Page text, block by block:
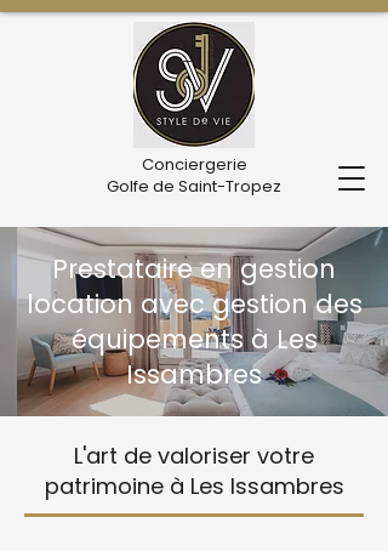
Conciergerie
Golfe de Saint-Tropez
Prestataire en gestion
location avec gestion des
équipements à Les
Issambres
L'art de valoriser votre
patrimoine à Les Issambres